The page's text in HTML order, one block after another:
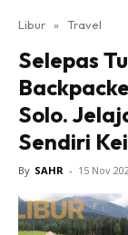
Libur » Travel
Selepas
Solo.
Sendiri
By SAHR - 15 Nov